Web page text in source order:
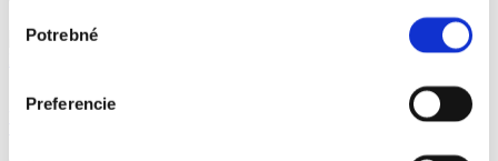
súhlasu
Potrebné
Preferencie
„Egy lövés slivovitz melegít a hidegben” – igazság